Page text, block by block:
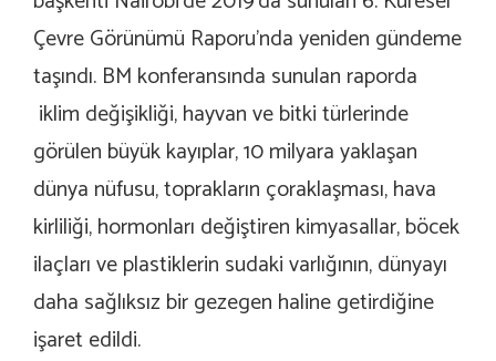
Çevre Görünümü Raporu’nda yeniden gündeme
taşındı. BM konferansında sunulan raporda
iklim değişikliği, hayvan ve bitki türlerinde
görülen büyük kayıplar, 10 milyara yaklaşan
dünya nüfusu, toprakların çoraklaşması, hava
kirliliği, hormonları değiştiren kimyasallar, böcek
ilaçları ve plastiklerin sudaki varlığının, dünyayı
daha sağlıksız bir gezegen haline getirdiğine
işaret edildi.